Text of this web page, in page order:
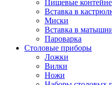
Пищевые
Вставка в
Миски
Вставка в
Пароварка
Столовые приборы
Ложки
Вилки
Ножи